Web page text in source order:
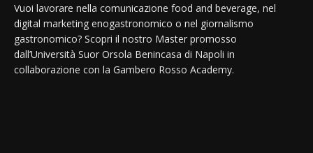
Vuoi lavorare nella comunicazione food and beverage, nel
digital marketing enogastronomico o nel giornalismo
gastronomico? Scopri il nostro Master promosso
dall’Università Suor Orsola Benincasa di Napoli in
collaborazione con la Gambero Rosso Academy.